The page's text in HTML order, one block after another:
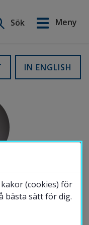
Sök
Meny
IN ENGLISH
English
(cookies) för
bästa sätt för dig.